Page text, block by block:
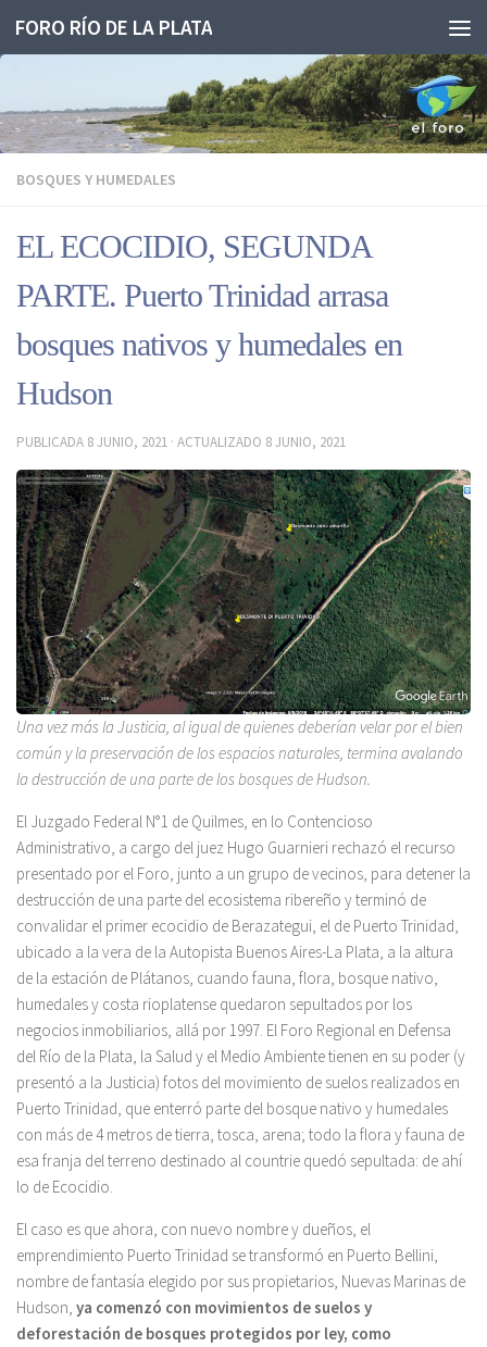
Saltar al contenido
FORO RÍO DE LA PLATA
BOSQUES Y HUMEDALES
EL ECOCIDIO, SEGUNDA
PARTE. Puerto Trinidad arrasa
bosques nativos y humedales en
Hudson
PUBLICADA 8 JUNIO, 2021 · ACTUALIZADO 8 JUNIO, 2021
Una vez más la Justicia, al igual de quienes deberían velar por el bien
común y la preservación de los espacios naturales, termina avalando
la destrucción de una parte de los bosques de Hudson.
El Juzgado Federal N°1 de Quilmes, en lo Contencioso
Administrativo, a cargo del juez Hugo Guarnieri rechazó el recurso
presentado por el Foro, junto a un grupo de vecinos, para detener la
destrucción de una parte del ecosistema ribereño y terminó de
convalidar el primer ecocidio de Berazategui, el de Puerto Trinidad,
ubicado a la vera de la Autopista Buenos Aires-La Plata, a la altura
de la estación de Plátanos, cuando fauna, flora, bosque nativo,
humedales y costa rioplatense quedaron sepultados por los
negocios inmobiliarios, allá por 1997. El Foro Regional en Defensa
del Río de la Plata, la Salud y el Medio Ambiente tienen en su poder (y
presentó a la Justicia) fotos del movimiento de suelos realizados en
Puerto Trinidad, que enterró parte del bosque nativo y humedales
con más de 4 metros de tierra, tosca, arena; todo la flora y fauna de
esa franja del terreno destinado al countrie quedó sepultada: de ahí
lo de Ecocidio.
El caso es que ahora, con nuevo nombre y dueños, el
emprendimiento Puerto Trinidad se transformó en Puerto Bellini,
nombre de fantasía elegido por sus propietarios, Nuevas Marinas de
Hudson, ya comenzó con movimientos de suelos y
deforestación de bosques protegidos por ley, como